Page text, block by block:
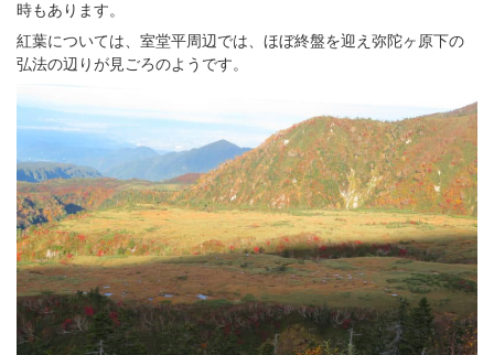
時もあります。
紅葉については、室堂平周辺では、ほぼ終盤を迎え弥陀ヶ原下の
弘法の辺りが見ごろのようです。